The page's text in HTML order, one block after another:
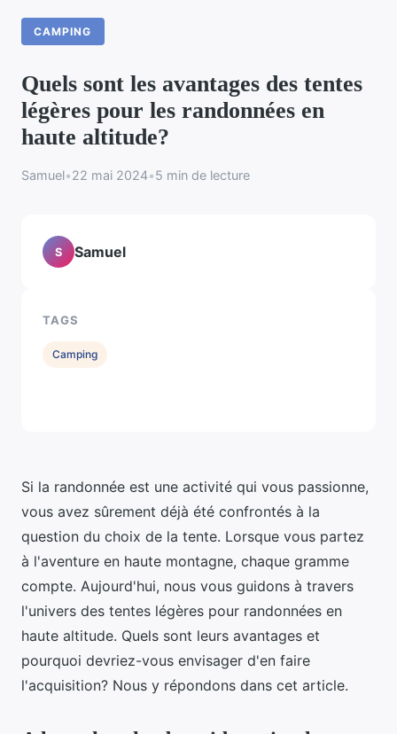
CAMPING
Quels sont les avantages des tentes
légères pour les randonnées en
haute altitude?
Samuel•22 mai 2024•5 min de lecture
Si la randonnée est une activité qui vous passionne,
vous avez sûrement déjà été confrontés à la
question du choix de la tente. Lorsque vous partez
à l'aventure en haute montagne, chaque gramme
compte. Aujourd'hui, nous vous guidons à travers
l'univers des tentes légères pour randonnées en
haute altitude. Quels sont leurs avantages et
pourquoi devriez-vous envisager d'en faire
l'acquisition? Nous y répondons dans cet article.
S Samuel
TAGS
Camping